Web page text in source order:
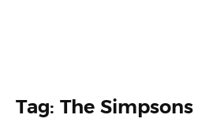
Tag: The Simpsons